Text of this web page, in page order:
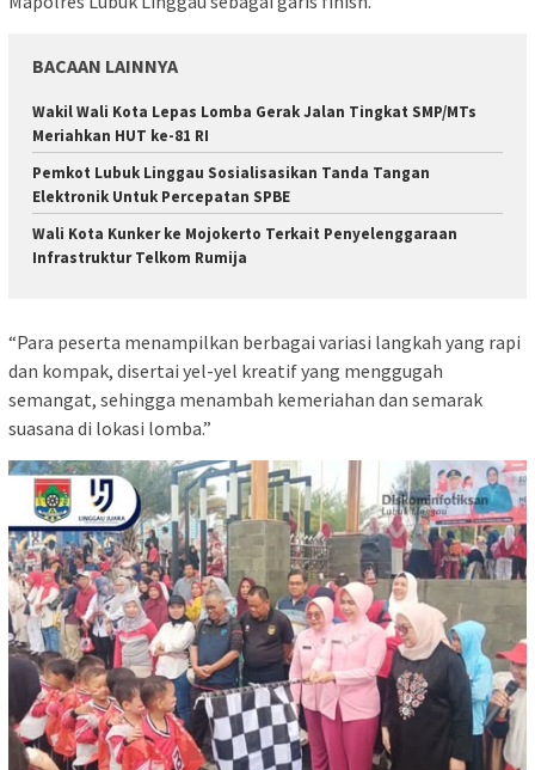
BACAAN LAINNYA
Wakil Wali Kota Lepas Lomba Gerak Jalan Tingkat SMP/MTs
Meriahkan HUT ke-81 RI
Pemkot Lubuk Linggau Sosialisasikan Tanda Tangan
Elektronik Untuk Percepatan SPBE
Wali Kota Kunker ke Mojokerto Terkait Penyelenggaraan
Infrastruktur Telkom Rumija
“Para peserta menampilkan berbagai variasi langkah yang rapi
dan kompak, disertai yel-yel kreatif yang menggugah
semangat, sehingga menambah kemeriahan dan semarak
suasana di lokasi lomba.”